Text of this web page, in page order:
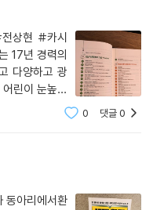
의 기온과 강수량, 인구 변화
원격 연수를 들은 적이 있습니
맵을 하나 만들었습니다. 더
부분을 해결해 나갔습니다.
업에도 ‘젭’을 활용하면 아이
목적지에 도착해요」중에서
니다. 무엇이 보리고 무엇인
상현 #카시
17년 경력의
다양하고 광
린이 눈높이
용 플라스틱
못하는 현대
0 댓글0
동아리에서환